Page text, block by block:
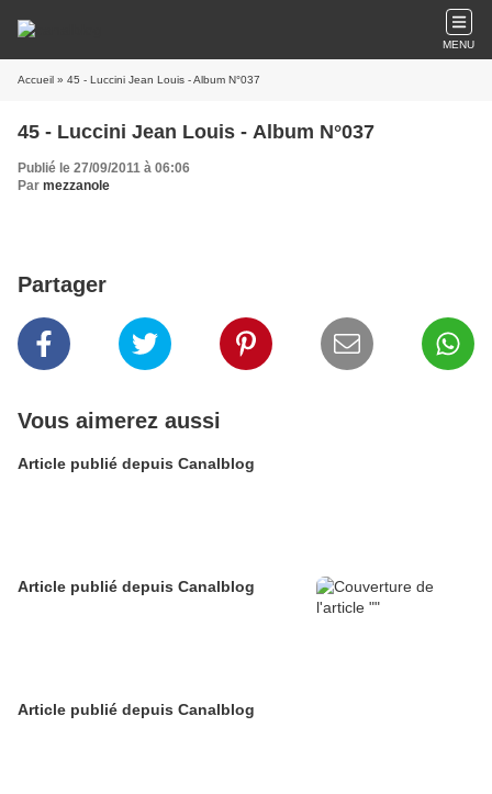
MENU
Accueil » 45 - Luccini Jean Louis - Album N°037
45 - Luccini Jean Louis - Album N°037
Publié le 27/09/2011 à 06:06
Par mezzanole
Partager
Vous aimerez aussi
Article publié depuis Canalblog
Article publié depuis Canalblog
Article publié depuis Canalblog